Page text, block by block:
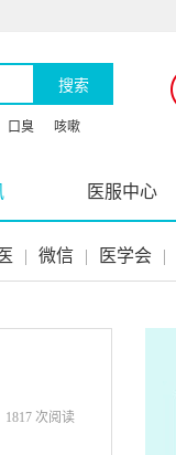
搜索
口臭 咳嗽
医服中心
| 微信 | 医学会 |
次阅读